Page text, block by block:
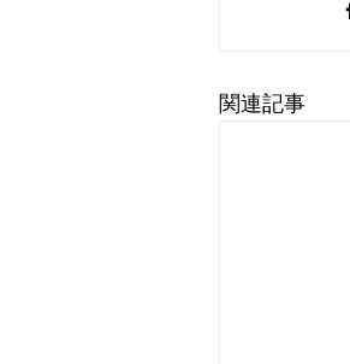
関連記事